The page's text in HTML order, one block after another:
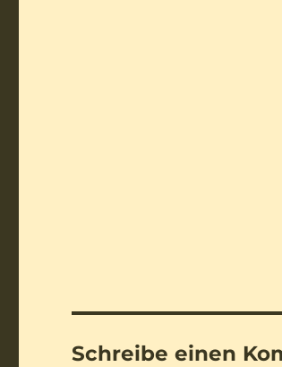
Schreibe einen